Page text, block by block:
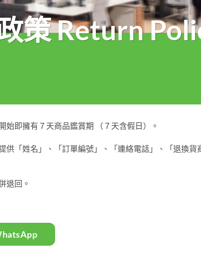
策 Return
即擁有７天商品鑑賞期 （７天含假日）。
「姓名」、「訂單編號」、「連絡電話」、「退換貨
退回。